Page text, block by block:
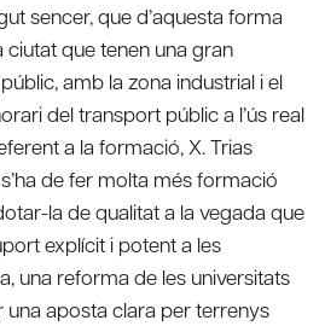
sencer, que d’aquesta forma
que tenen una gran
amb la zona industrial i el
del transport públic a l’ús real
a la formació, X. Trias
de fer molta més formació
la de qualitat a la vegada que
explícit i potent a les
una reforma de les universitats
una aposta clara per terrenys